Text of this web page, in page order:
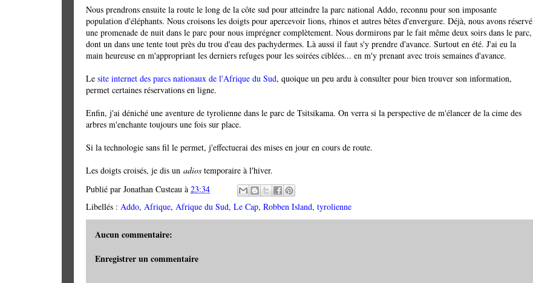
Nous prendrons ensuite la route le long de la côte sud pour atteindre la parc national Addo, reconnu pour son imposante
population d'éléphants. Nous croisons les doigts pour apercevoir lions, rhinos et autres bêtes d'envergure. Déjà, nous avons réservé
une promenade de nuit dans le parc pour nous imprégner complètement. Nous dormirons par le fait même deux soirs dans le parc,
dont un dans une tente tout près du trou d'eau des pachydermes. Là aussi il faut s'y prendre d'avance. Surtout en été. J'ai eu la
main heureuse en m'appropriant les derniers refuges pour les soirées ciblées... en m'y prenant avec trois semaines d'avance.
Le site internet des parcs nationaux de l'Afrique du Sud, quoique un peu ardu à consulter pour bien trouver son information,
permet certaines réservations en ligne.
Enfin, j'ai déniché une aventure de tyrolienne dans le parc de Tsitsikama. On verra si la perspective de m'élancer de la cime des
arbres m'enchante toujours une fois sur place.
Si la technologie sans fil le permet, j'effectuerai des mises en jour en cours de route.
Les doigts croisés, je dis un adios temporaire à l'hiver.
Publié par Jonathan Custeau à 23:34
Libellés : Addo, Afrique, Afrique du Sud, Le Cap, Robben Island, tyrolienne
Aucun commentaire:
Enregistrer un commentaire